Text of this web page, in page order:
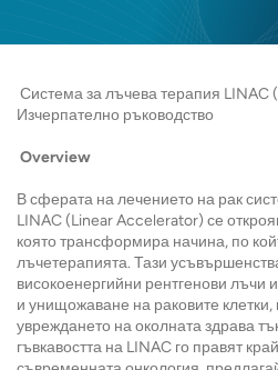
Система за лъчева терапия LINAC
Изчерпателно ръководство
Overview
В сферата на лечението на рак
LINAC (Linear Accelerator) се
която трансформира начина, по
лъчетерапията. Тази
високоенергийни рентгенови лъчи
и унищожаване на раковите
увреждането на околната здрава
гъвкавостта на LINAC го правят